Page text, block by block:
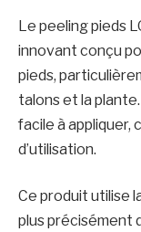
Le peeling pieds
innovant conçu
pieds,
talons et la
facile à
d’utilisation.
Ce produit utilise
plus précisément